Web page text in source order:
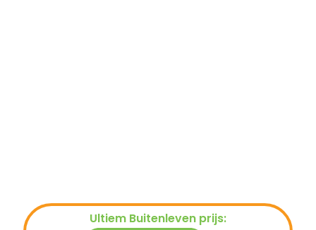
Ultiem Buitenleven prijs: